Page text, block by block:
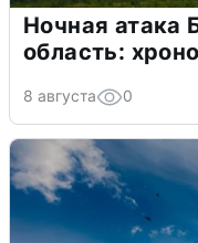
Ночная
область:
8 августа 0